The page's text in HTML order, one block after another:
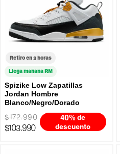
Retiro en 3 horas
Llega mañana RM
Spizike Low Zapatillas
Jordan Hombre
Blanco/Negro/Dorado
$172.990
$103.990
40% de
descuento